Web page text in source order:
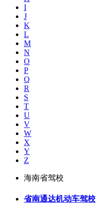
I
J
K
L
M
N
O
P
Q
R
S
T
U
V
W
X
Y
Z
海南省驾校
省南通达机动车驾校